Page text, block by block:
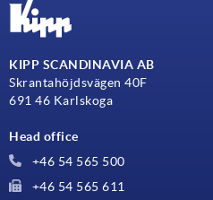
KIPP SCANDINAVIA AB
Skrantahöjdsvägen 40F
691 46 Karlskoga
Head office
+46 54 565 500
+46 54 565 611